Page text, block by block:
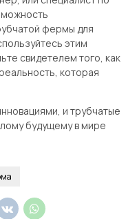
​​фермы для
этим
свидетелем того, как
которая
и трубчатые
будущему в мире